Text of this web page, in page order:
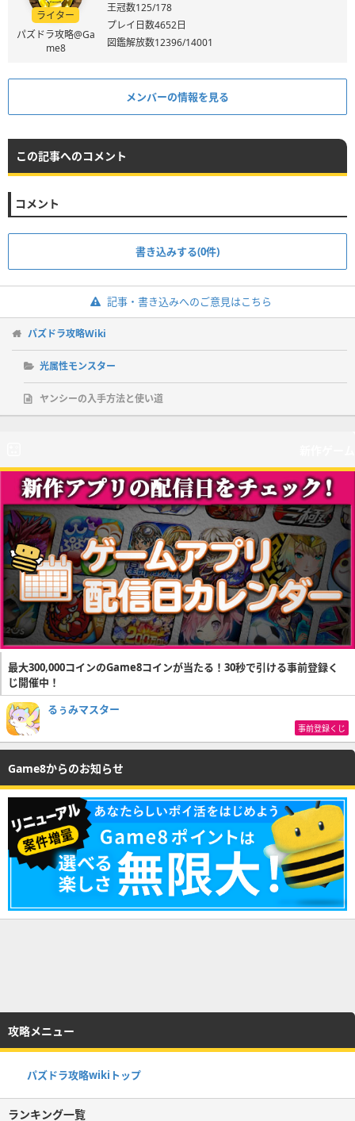
ライター
パズドラ攻略@Ga
me8
王冠数125/178
プレイ日数4652日
図鑑解放数12396/14001
メンバーの情報を見る
この記事へのコメント
コメント
書き込みする(0件)
記事・書き込みへのご意見はこちら
パズドラ攻略Wiki
光属性モンスター
ヤンシーの入手方法と使い道
最大300,000コインのGame8コインが当たる！30秒で引ける事前登録く
じ開催中！
るぅみマスター
事前登録くじ
Game8からのお知らせ
攻略メニュー
パズドラ攻略wikiトップ
ランキング一覧